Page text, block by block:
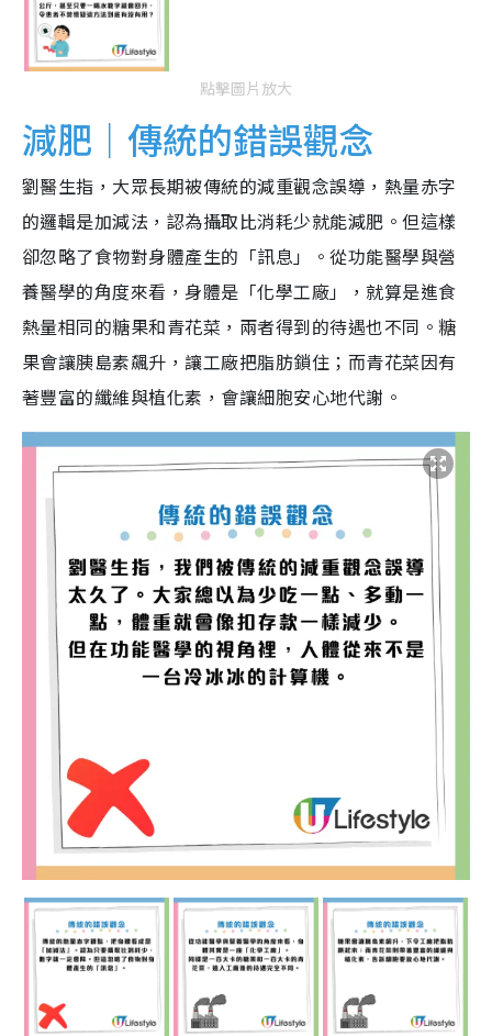
點擊圖片放大
減肥｜傳統的錯誤觀念
劉醫生指，大眾長期被傳統的減重觀念誤導，熱量赤字
的邏輯是加減法，認為攝取比消耗少就能減肥。但這樣
卻忽略了食物對身體產生的「訊息」。從功能醫學與營
養醫學的角度來看，身體是「化學工廠」，就算是進食
熱量相同的糖果和青花菜，兩者得到的待遇也不同。糖
果會讓胰島素飆升，讓工廠把脂肪鎖住；而青花菜因有
著豐富的纖維與植化素，會讓細胞安心地代謝。